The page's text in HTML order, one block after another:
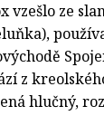
vzešlo ze
z
hlučný,